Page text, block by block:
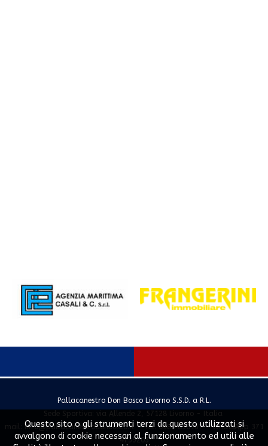
Pallacanestro Don Bosco Livorno S.S.D. a R.L.
Sede Sportiva: via Allende 2, 57128 Livorno - Italia
mail: info@pallacanestrodonbosco.it - Tel. 0586 858167 - WhatsApp 371
4739203
Questo sito o gli strumenti terzi da questo utilizzati si
avvalgono di cookie necessari al funzionamento ed utili alle